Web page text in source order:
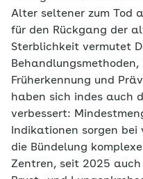
Alter seltener zum Tod
für den Rückgang der
Sterblichkeit vermutet
Früherkennung und
haben sich indes auch
verbessert:
Indikationen sorgen
die Bündelung
Zentren, seit 2025